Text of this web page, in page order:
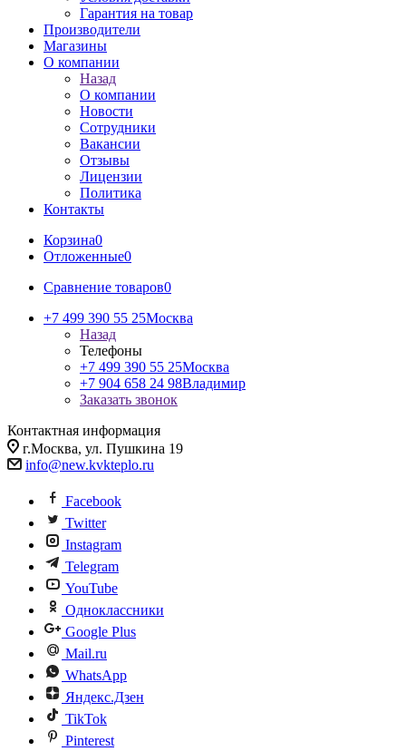
Гарантия на товар
Производители
Магазины
О компании
Назад
О компании
Новости
Сотрудники
Вакансии
Отзывы
Лицензии
Политика
Контакты
Корзина0
Отложенные0
Сравнение товаров0
+7 499 390 55 25Москва
Назад
Телефоны
+7 499 390 55 25Москва
+7 904 658 24 98Владимир
Заказать звонок
Контактная информация
г.Москва, ул. Пушкина 19
info@new.kvkteplo.ru
Facebook
Twitter
Instagram
Telegram
YouTube
Одноклассники
Google Plus
Mail.ru
WhatsApp
Яндекс.Дзен
TikTok
Pinterest